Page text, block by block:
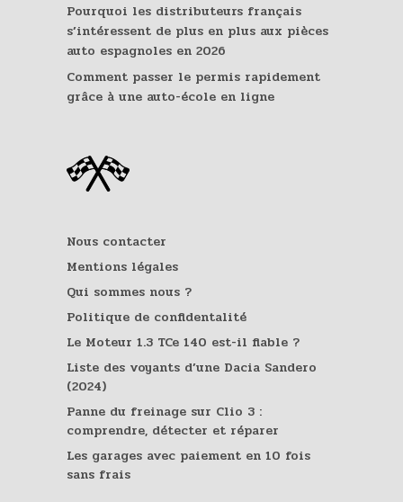
Pourquoi les distributeurs français
s’intéressent de plus en plus aux pièces
auto espagnoles en 2026
Comment passer le permis rapidement
grâce à une auto-école en ligne
Nous contacter
Mentions légales
Qui sommes nous ?
Politique de confidentalité
Le Moteur 1.3 TCe 140 est-il fiable ?
Liste des voyants d’une Dacia Sandero
(2024)
Panne du freinage sur Clio 3 :
comprendre, détecter et réparer
Les garages avec paiement en 10 fois
sans frais